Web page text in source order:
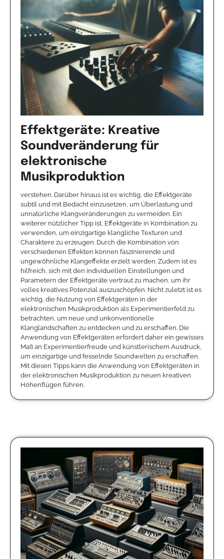
Effektgeräte: Kreative
Soundveränderung für
elektronische
Musikproduktion
verstehen. Darüber hinaus ist es wichtig, die Effektgeräte
subtil und mit Bedacht einzusetzen, um Überlastung und
unnatürliche Klangveränderungen zu vermeiden. Ein
weiterer nützlicher Tipp ist, Effektgeräte in Kombination zu
verwenden, um einzigartige klangliche Texturen und
Charaktere zu erzeugen. Durch die Kombination von
verschiedenen Effekten können faszinierende und
ungewöhnliche Klangeffekte erzielt werden. Zudem ist es
hilfreich, sich mit den individuellen Einstellungen und
Parametern der Effektgeräte vertraut zu machen, um ihr
volles kreatives Potenzial auszuschöpfen. Nicht zuletzt ist es
wichtig, die Nutzung von Effektgeräten in der
elektronischen Musikproduktion als Experimentierfeld zu
betrachten, um neue und unkonventionelle
Klanglandschaften zu entdecken und zu erschaffen. Die
Anwendung von Effektgeräten erfordert daher ein gewisses
Maß an Experimentierfreude und künstlerischem Ausdruck,
um einzigartige und fesselnde Soundwelten zu erschaffen.
Mit diesen Tipps kann die Anwendung von Effektgeräten in
der elektronischen Musikproduktion zu neuen kreativen
Höhenflügen führen.